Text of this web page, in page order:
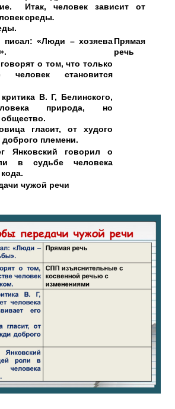
Итак, человек зависит от
среды.
«Люди – хозяева Прямая
речь
о том, что только
становится
В. Г, Белинского,
природа, но
общество.
гласит, от худого
племени.
Янковский говорил о
в судьбе человека
кода.
чужой речи